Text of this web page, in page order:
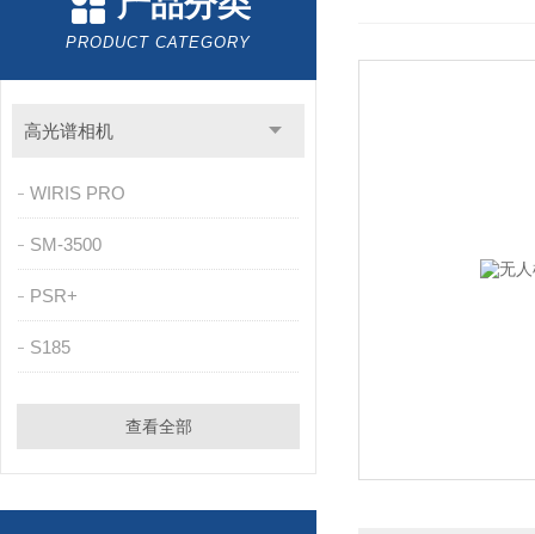
PRODUCT CATEGORY
高光谱相机
WIRIS PRO
SM-3500
PSR+
S185
查看全部